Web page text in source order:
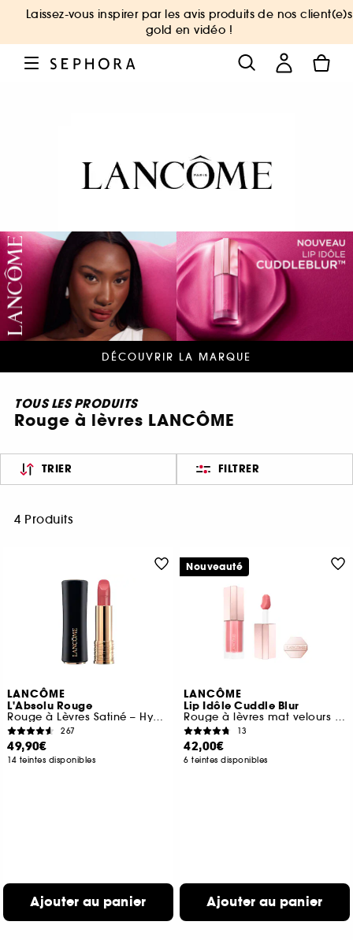
Laissez-vous inspirer par les avis produits de nos client(e)s
gold en vidéo !
DÉCOUVRIR LA MARQUE
TOUS LES PRODUITS
Rouge à lèvres LANCÔME
TRIER FILTRER
4 Produits
LANCÔME
L'Absolu Rouge
Rouge à Lèvres Satiné – Hydratation & Confort Longue Tenue
267
49,90€
14 teintes disponibles
Ajouter au panier
LANCÔME
Lip Idôle Cuddle Blur
Rouge à lèvres mat velours floutant enrichi en soin
13
42,00€
6 teintes disponibles
Ajouter au panier
Nouveauté